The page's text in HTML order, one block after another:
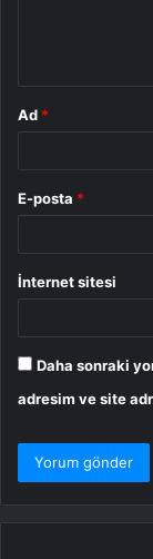
Ad *
E-posta *
İnternet sitesi
Daha sonraki
adresim ve site